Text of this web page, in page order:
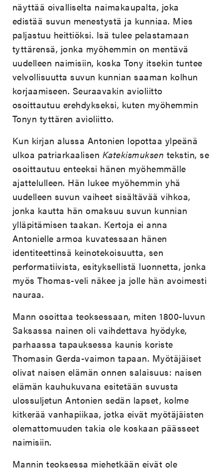
näyttää oivalliselta naimakaupalta, joka
edistää suvun menestystä ja kunniaa. Mies
paljastuu heittiöksi. Isä tulee pelastamaan
tyttärensä, jonka myöhemmin on mentävä
uudelleen naimisiin, koska Tony itsekin tuntee
velvollisuutta suvun kunnian saaman kolhun
korjaamiseen. Seuraavakin avioliitto
osoittautuu erehdykseksi, kuten myöhemmin
Tonyn tyttären avioliitto.
Kun kirjan alussa Antonien lopottaa ylpeänä
ulkoa patriarkaalisen Katekismuksen tekstin, se
osoittautuu enteeksi hänen myöhemmälle
ajattelulleen. Hän lukee myöhemmin yhä
uudelleen suvun vaiheet sisältävää vihkoa,
jonka kautta hän omaksuu suvun kunnian
ylläpitämisen taakan. Kertoja ei anna
Antonielle armoa kuvatessaan hänen
identiteettinsä keinotekoisuutta, sen
performatiivista, esityksellistä luonnetta, jonka
myös Thomas-veli näkee ja jolle hän avoimesti
nauraa.
Mann osoittaa teoksessaan, miten 1800-luvun
Saksassa nainen oli vaihdettava hyödyke,
parhaassa tapauksessa kaunis koriste
Thomasin Gerda-vaimon tapaan. Myötäjäiset
olivat naisen elämän onnen salaisuus: naisen
elämän kauhukuvana esitetään suvusta
ulossuljetun Antonien sedän lapset, kolme
kitkerää vanhapiikaa, jotka eivät myötäjäisten
olemattomuuden takia ole koskaan päässeet
naimisiin.
Mannin teoksessa miehetkään eivät ole